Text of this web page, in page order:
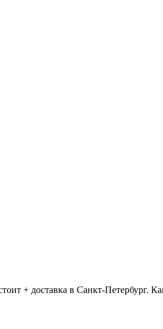
стоит + доставка в Санкт-